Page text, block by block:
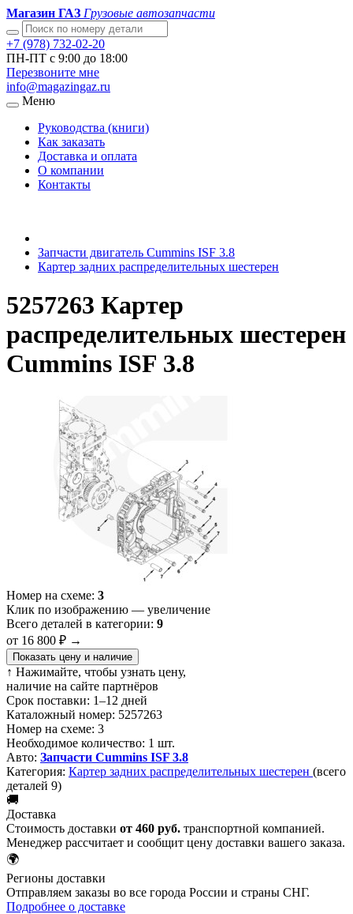
Магазин ГАЗ Грузовые автозапчасти
+7 (978) 732-02-20
ПН-ПТ с 9:00 до 18:00
Перезвоните мне
info@magazingaz.ru
Меню
Руководства (книги)
Как заказать
Доставка и оплата
О компании
Контакты
Запчасти двигатель Cummins ISF 3.8
Картер задних распределительных шестерен
5257263 Картер
распределительных шестерен
Cummins ISF 3.8
Номер на схеме: 3
Клик по изображению — увеличение
Всего деталей в категории: 9
от 16 800 ₽ →
Показать цену и наличие
↑ Нажимайте, чтобы узнать цену,
наличие на сайте партнёров
Срок поставки: 1–12 дней
Каталожный номер: 5257263
Номер на схеме: 3
Необходимое количество: 1 шт.
Авто: Запчасти Cummins ISF 3.8
Категория: Картер задних распределительных шестерен (всего
деталей 9)
🚚
Доставка
Стоимость доставки от 460 руб. транспортной компанией.
Менеджер рассчитает и сообщит цену доставки вашего заказа.
🌍
Регионы доставки
Отправляем заказы во все города России и страны СНГ.
Подробнее о доставке